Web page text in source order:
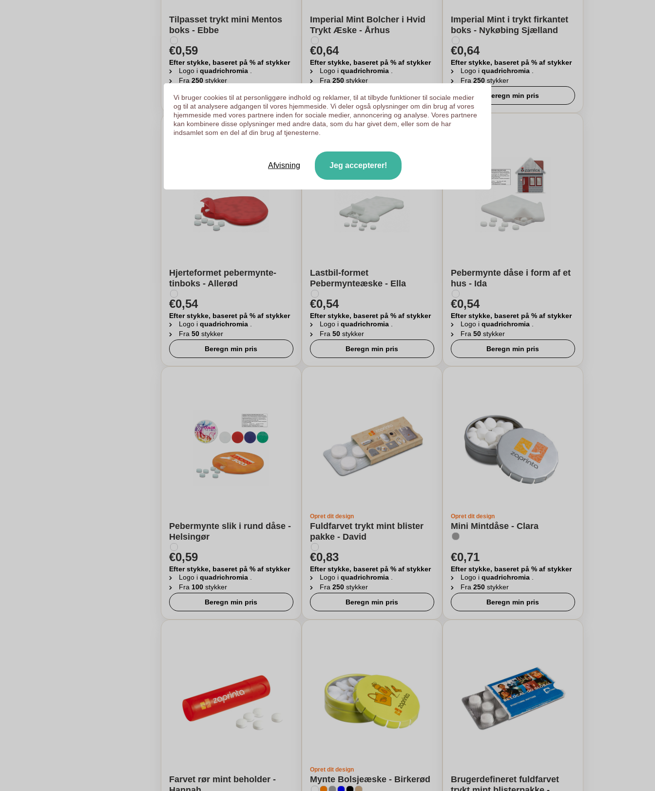
Tilpasset trykt mini Mentos
boks - Ebbe
€0,59
Efter stykke, baseret på % af stykker
Logo i quadrichromia .
Fra 250 stykker
Beregn min pris
Imperial Mint Bolcher i Hvid
Trykt Æske - Århus
€0,64
Efter stykke, baseret på % af stykker
Logo i quadrichromia .
Fra 250 stykker
Beregn min pris
Imperial Mint i trykt firkantet
boks - Nykøbing Sjælland
€0,64
Efter stykke, baseret på % af stykker
Logo i quadrichromia .
Fra 250 stykker
Beregn min pris
Hjerteformet pebermynte-
tinboks - Allerød
€0,54
Efter stykke, baseret på % af stykker
Logo i quadrichromia .
Fra 50 stykker
Beregn min pris
Lastbil-formet
Pebermynteæske - Ella
€0,54
Efter stykke, baseret på % af stykker
Logo i quadrichromia .
Fra 50 stykker
Beregn min pris
Pebermynte dåse i form af et
hus - Ida
€0,54
Efter stykke, baseret på % af stykker
Logo i quadrichromia .
Fra 50 stykker
Beregn min pris
Pebermynte slik i rund dåse -
Helsingør
€0,59
Efter stykke, baseret på % af stykker
Logo i quadrichromia .
Fra 100 stykker
Beregn min pris
Opret dit design
Fuldfarvet trykt mint blister
pakke - David
€0,83
Efter stykke, baseret på % af stykker
Logo i quadrichromia .
Fra 250 stykker
Beregn min pris
Opret dit design
Mini Mintdåse - Clara
€0,71
Efter stykke, baseret på % af stykker
Logo i quadrichromia .
Fra 250 stykker
Beregn min pris
Farvet rør mint beholder -
Opret dit design
Mynte Bolsjeæske - Birkerød
Brugerdefineret fuldfarvet
Vi bruger cookies til at personliggøre indhold og reklamer, til at tilbyde funktioner til sociale medier
og til at analysere adgangen til vores hjemmeside. Vi deler også oplysninger om din brug af vores
hjemmeside med vores partnere inden for sociale medier, annoncering og analyse. Vores partnere
kan kombinere disse oplysninger med andre data, som du har givet dem, eller som de har
indsamlet som en del af din brug af tjenesterne.
Afvisning Jeg accepterer!